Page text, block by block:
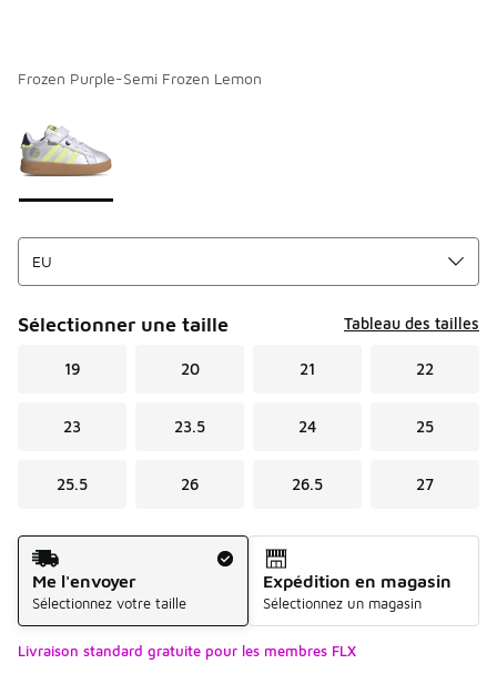
Frozen Purple-Semi Frozen Lemon
Sélectionner une taille Tableau des tailles
19 20 21 22
23 23.5 24 25
25.5 26 26.5 27
Mode d'expédition
Me l'envoyer
Sélectionnez votre taille
Expédition en magasin
Sélectionnez un magasin
Livraison standard gratuite pour les membres FLX